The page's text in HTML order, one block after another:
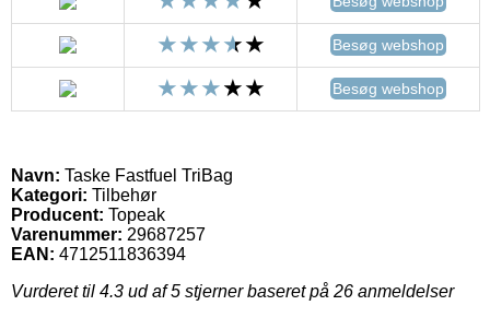
Besøg webshop
Besøg webshop
Navn: Taske Fastfuel TriBag
Kategori: Tilbehør
Producent: Topeak
Varenummer: 29687257
EAN: 4712511836394
Vurderet til 4.3 ud af 5 stjerner baseret på 26 anmeldelser